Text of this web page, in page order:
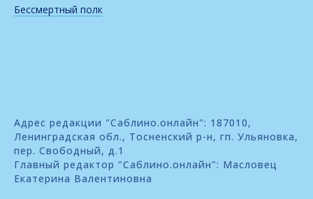
Бессмертный полк
Адрес редакции "Саблино.онлайн": 187010,
Ленинградская обл., Тосненский р-н, гп. Ульяновка,
пер. Свободный, д.1
Главный редактор "Саблино.онлайн": Масловец
Екатерина Валентиновна